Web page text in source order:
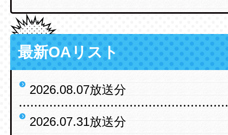
最新OAリスト
2026.08.07放送分
2026.07.31放送分